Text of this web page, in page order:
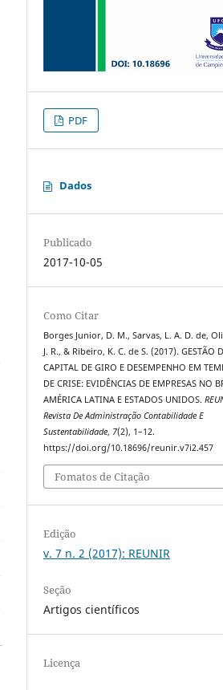
PDF
Dados
Publicado
2017-10-05
Como Citar
Borges Junior, D. M., Sarvas, L. A. D. de,
J. R., & Ribeiro, K. C. de S. (2017). GESTÃO
CAPITAL DE GIRO E DESEMPENHO EM
DE CRISE: EVIDÊNCIAS DE EMPRESAS NO
AMÉRICA LATINA E ESTADOS UNIDOS.
Revista De Administração Contabilidade E
Sustentabilidade, 7(2), 1–12.
https://doi.org/10.18696/reunir.v7i2.457
Fomatos de Citação
Edição
v. 7 n. 2 (2017): REUNIR
Seção
Artigos científicos
Licença